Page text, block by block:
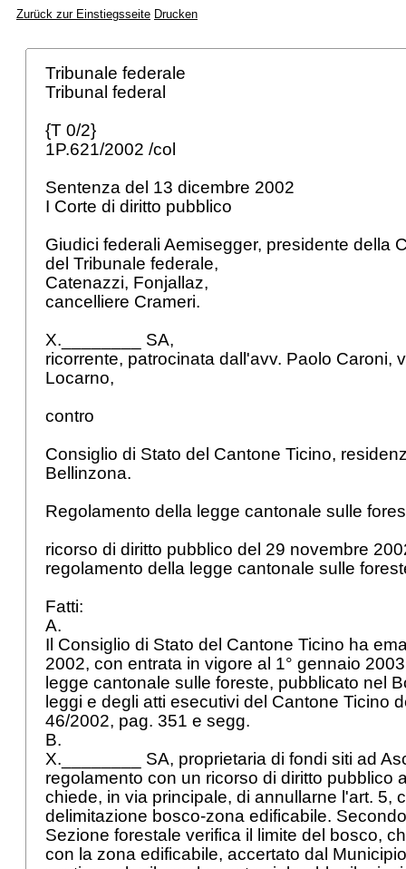
Zurück zur Einstiegsseite Drucken
Tribunale federale
Tribunal federal
{T 0/2}
1P.621/2002 /col
Sentenza del 13 dicembre 2002
I Corte di diritto pubblico
Giudici federali Aemisegger, presidente della
del Tribunale federale,
Catenazzi, Fonjallaz,
cancelliere Crameri.
X.________ SA,
ricorrente, patrocinata dall'avv. Paolo Caroni,
Locarno,
contro
Consiglio di Stato del Cantone Ticino,
Bellinzona.
Regolamento della legge cantonale sulle
ricorso di diritto pubblico del 29 novembre
regolamento della legge cantonale sulle
Fatti:
A.
Il Consiglio di Stato del Cantone Ticino ha
2002, con entrata in vigore al 1° gennaio
legge cantonale sulle foreste, pubblicato nel
leggi e degli atti esecutivi del Cantone Ticino
46/2002, pag. 351 e segg.
B.
X.________ SA, proprietaria di fondi siti ad
regolamento con un ricorso di diritto pubblico
chiede, in via principale, di annullarne l'art. 5,
delimitazione bosco-zona edificabile.
Sezione forestale verifica il limite del bosco,
con la zona edificabile, accertato dal